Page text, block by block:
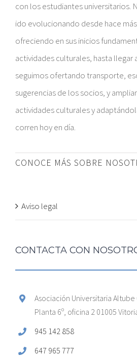
con los estudiantes universitarios.
ido evolucionando desde hace
ofreciendo en sus inicios
actividades culturales, hasta llegar
seguimos ofertando transporte,
sugerencias de los socios, y
actividades culturales y
corren hoy en día.
CONOCE MÁS SOBRE
Aviso legal
CONTACTA CON
Asociación Universitaria Altube
Planta 6º, oficina 2 01005
945 142 858
647 965 777